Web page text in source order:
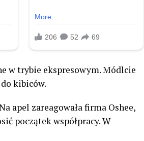
w trybie ekspresowym. Módlcie
kibiców.
apel zareagowała firma Oshee,
początek współpracy. W